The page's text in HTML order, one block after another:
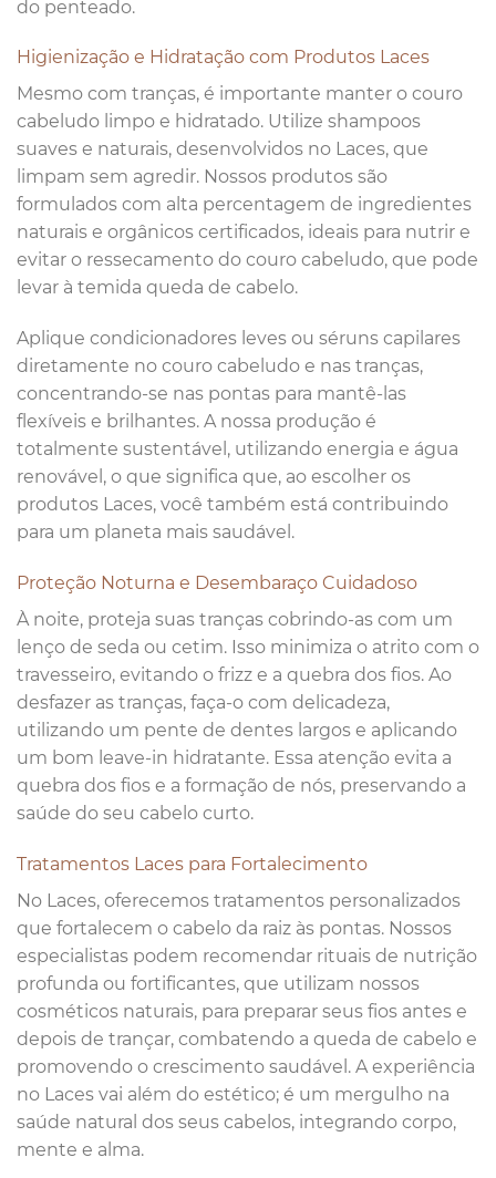
do penteado.
Higienização e Hidratação com Produtos Laces
Mesmo com tranças, é importante manter o couro
cabeludo limpo e hidratado. Utilize shampoos
suaves e naturais, desenvolvidos no Laces, que
limpam sem agredir. Nossos produtos são
formulados com alta percentagem de ingredientes
naturais e orgânicos certificados, ideais para nutrir e
evitar o ressecamento do couro cabeludo, que pode
levar à temida queda de cabelo.
Aplique condicionadores leves ou séruns capilares
diretamente no couro cabeludo e nas tranças,
concentrando-se nas pontas para mantê-las
flexíveis e brilhantes. A nossa produção é
totalmente sustentável, utilizando energia e água
renovável, o que significa que, ao escolher os
produtos Laces, você também está contribuindo
para um planeta mais saudável.
Proteção Noturna e Desembaraço Cuidadoso
À noite, proteja suas tranças cobrindo-as com um
lenço de seda ou cetim. Isso minimiza o atrito com o
travesseiro, evitando o frizz e a quebra dos fios. Ao
desfazer as tranças, faça-o com delicadeza,
utilizando um pente de dentes largos e aplicando
um bom leave-in hidratante. Essa atenção evita a
quebra dos fios e a formação de nós, preservando a
saúde do seu cabelo curto.
Tratamentos Laces para Fortalecimento
No Laces, oferecemos tratamentos personalizados
que fortalecem o cabelo da raiz às pontas. Nossos
especialistas podem recomendar rituais de nutrição
profunda ou fortificantes, que utilizam nossos
cosméticos naturais, para preparar seus fios antes e
depois de trançar, combatendo a queda de cabelo e
promovendo o crescimento saudável. A experiência
no Laces vai além do estético; é um mergulho na
saúde natural dos seus cabelos, integrando corpo,
mente e alma.